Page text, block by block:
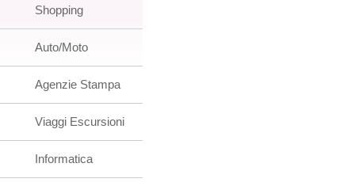
Shopping
Auto/Moto
Agenzie Stampa
Viaggi Escursioni
Informatica